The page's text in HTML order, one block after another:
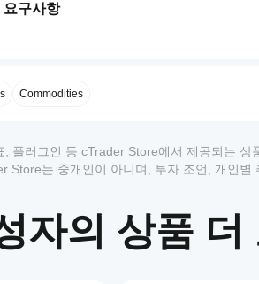
요구사항
개인의 최소 로트 크기와 DAX 지수의
최소 거래량 및 중간 위험을 위한
도 작동할 수 있지만, 자본이 많을수록
수가 아니지만, 효율적인 DAX 거래를
레버리지: 1:20
4 3 2
Commodities
, 플러그인 등 cTrader Store에서 제공되는
Store는 중개인이 아니며, 투자 조언, 개인
자의 상품 더